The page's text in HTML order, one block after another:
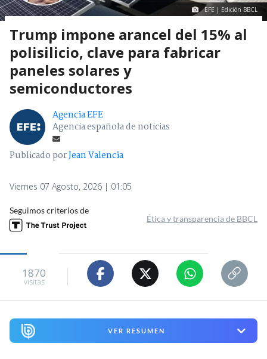
EFE | Edición BBCL
Trump impone arancel del 15% al
polisilicio, clave para fabricar
paneles solares y
semiconductores
Agencia EFE
Agencia española de noticias
Publicado porJean Valencia
Viernes 07 Agosto, 2026 | 01:05
Seguimos criterios de
Ética y transparencia de BBCL
1870
visitas
VER RESUMEN